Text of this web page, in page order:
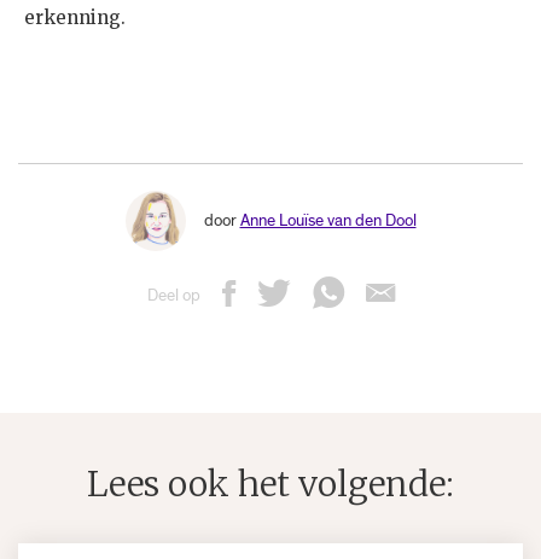
erkenning.
doorAnne Louïse van den Dool
Deel op
Lees ook het volgende: